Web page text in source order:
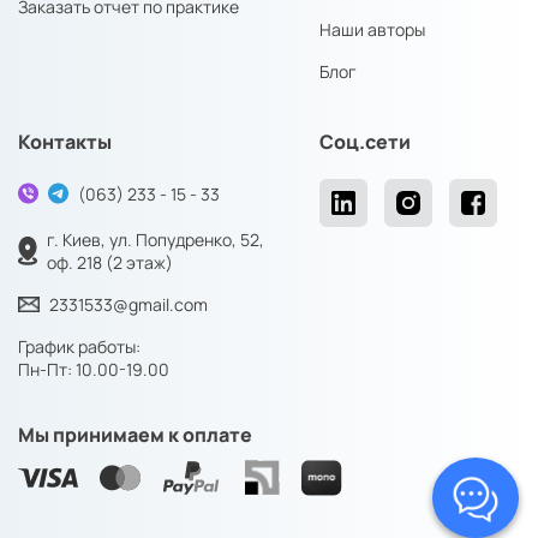
Заказать отчет по практике
Наши авторы
Блог
Контакты
(063) 233 - 15 - 33
г. Киев, ул. Попудренко, 52,
оф. 218 (2 этаж)
2331533@gmail.com
График работы:
Пн-Пт: 10.00-19.00
Соц.сети
Мы принимаем к оплате